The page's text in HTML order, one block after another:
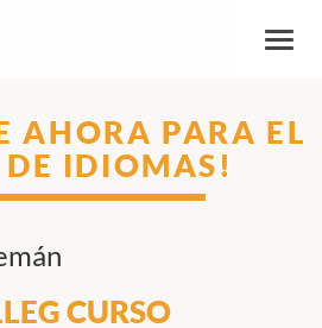
AHORA PARA EL
DE IDIOMAS!
CURSO